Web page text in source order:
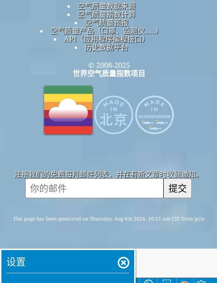
空气质量数据来源
空气质量指数计算
空气质量预报
空气质量产品（口罩、监测仪……）
API（应用程序编程接口）
历史数据平台
© 2008-2025
世界空气质量指数项目
注册我们的免费每月邮件列表，并在有新文章时收到通知。
提交
This page has been generated on Thursday, Aug 6th 2026, 10:51 am CST from jp2n
设置